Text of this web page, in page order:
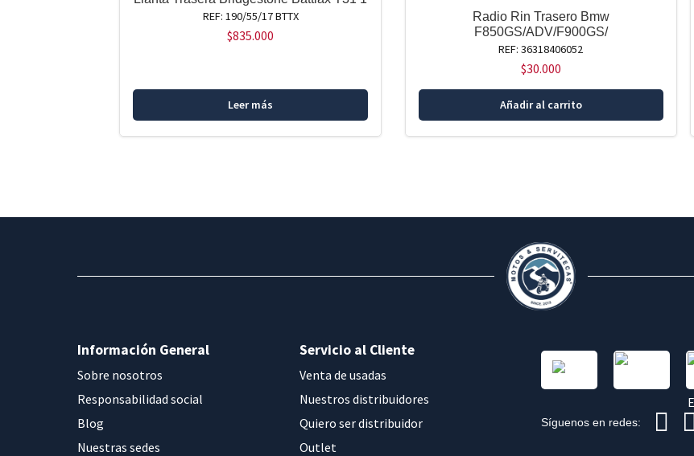
REF: 190/55/17 BTTX
$835.000
Leer más
Radio Rin Trasero Bmw
F850GS/ADV/F900GS/
REF: 36318406052
$30.000
Añadir al carrito
Información General
Sobre nosotros
Responsabilidad social
Blog
Nuestras sedes
Servicio al Cliente
Venta de usadas
Nuestros distribuidores
Quiero ser distribuidor
Outlet
Síguenos en redes: